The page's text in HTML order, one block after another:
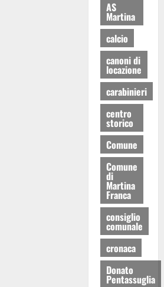
AS
Martina
calcio
canoni di
locazione
carabinieri
centro
storico
Comune
Comune
di
Martina
Franca
consiglio
comunale
cronaca
Donato
Pentassuglia